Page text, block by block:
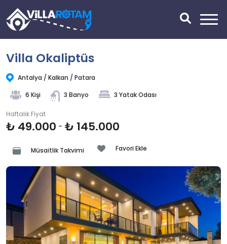
Villa Okaliptüs
Antalya / Kalkan / Patara
6 Kişi
3 Banyo 3 Yatak Odası
Haftalık Fiyat
₺ 49.000 - ₺ 145.000
Müsaitlik Takvimi Favori Ekle